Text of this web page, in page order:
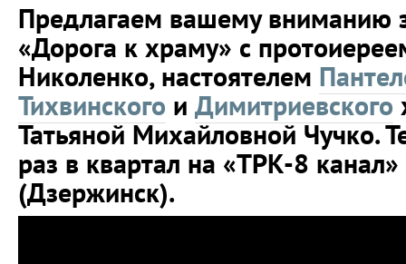
Предлагаем вашему вниманию
«Дорога к храму» с
Николенко, настоятелем
Тихвинского и Димитриевского
Татьяной Михайловной Чучко.
раз в квартал на «ТРК-8 канал»
(Дзержинск).